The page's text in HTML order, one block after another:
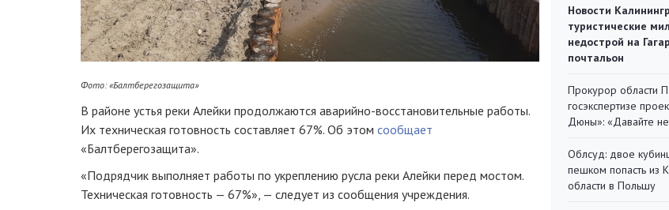
Фото: «Балтберегозащита»
В районе устья реки Алейки продолжаются аварийно-восстановительные работы.
Их техническая готовность составляет 67%. Об этом сообщает
«Балтберегозащита».
«Подрядчик выполняет работы по укреплению русла реки Алейки перед мостом.
Техническая готовность — 67%», — следует из сообщения учреждения.
Новости
туристические
недострой на
почтальон
Прокурор области
госэкспертизе
Дюны»: «Давайте
Облсуд: двое
пешком попасть из
области в Польшу